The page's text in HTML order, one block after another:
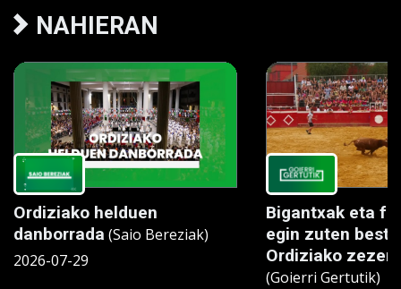
NAHIERAN
Ordiziako helduen
danborrada (Saio Bereziak)
2026-07-29
Bigantxak eta
egin zuten
Ordiziako zezen
(Goierri Gertutik)